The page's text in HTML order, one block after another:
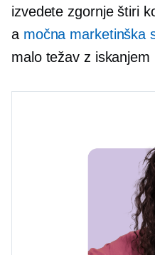
izvedete zgornje štiri
a močna marketinška
malo težav z iskanjem